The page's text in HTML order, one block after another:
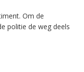
Om de
politie de weg deels